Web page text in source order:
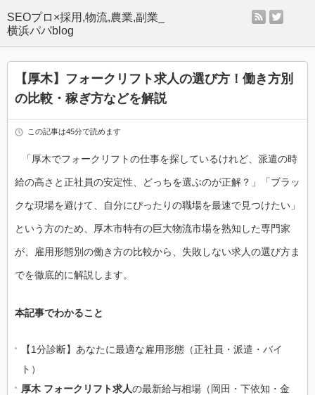
SEOプロ×採用,物流,農業,副業_
横浜パパblog
rss
【厚木】フォークリフト求人の選び方！働き方別
の比較・稼ぎ方などを解説
この記事は45分で読めます
「厚木でフォークリフトの仕事を探しているけれど、派遣の時
給の高さと正社員の安定性、どっちを選ぶのが正解？」「ブラッ
クな現場を避けて、自分にぴったりの職場を最速で見つけたい」
という方のため、厚木市特有の巨大物流市場を熟知した専門家
が、雇用形態別の働き方の比較から、失敗しない求人の選び方ま
でを徹底的に解説します。
本記事でわかること
【1分診断】あなたに最適な雇用形態（正社員・派遣・バイ
ト）
厚木 フォークリフト求人の最新給与相場（岡田・下依知・金